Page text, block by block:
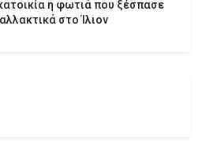
η φωτιά που ξέσπασε
στο Ίλιον